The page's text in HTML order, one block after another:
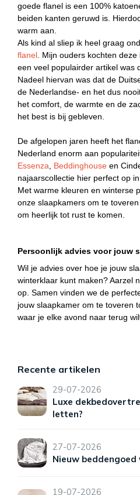
goede flanel is een 100%
beiden kanten geruwd is.
warm aan.
Als kind al sliep ik heel graag
flanel . Mijn ouders kochten
een veel populairder artikel was
Nadeel hiervan was dat de
de Nederlandse- en het dus
het comfort, de warmte en de
het best is bij gebleven.
De afgelopen jaren heeft het
Nederland enorm aan
Essenza
Beddinghouse en
najaarscollectie hier perfect op in.
Met warme kleuren en winterse
onze slaapkamers om te
om heerlijk tot rust te komen.
Persoonlijk advies voor jouw
Wil je advies over hoe je jouw
winterklaar kunt maken? Aarzel
op. Samen vinden we de
jouw slaapkamer om te toveren
waar je elke avond naar terug
Recente artikelen
29-07-2026
Luxe
letten?
27-07-2026
Nieuw beddengoed
19-07-2026